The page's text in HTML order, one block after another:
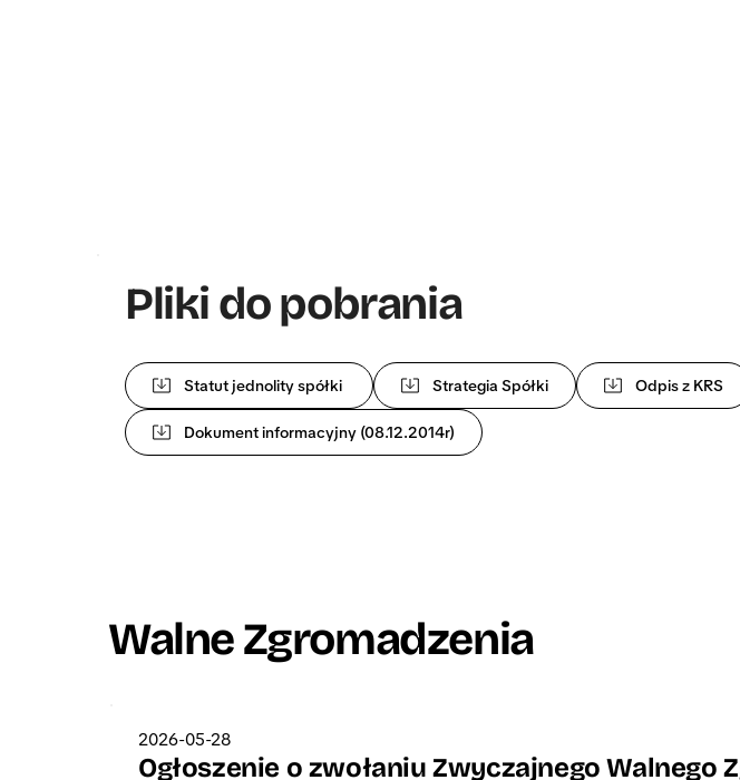
Pliki do pobrania
Statut jednolity spółki Strategia Spółki Odpis z KRS
Dokument informacyjny (08.12.2014r)
Walne Zgromadzenia
2026-05-28
Ogłoszenie o zwołaniu Zwyczajnego